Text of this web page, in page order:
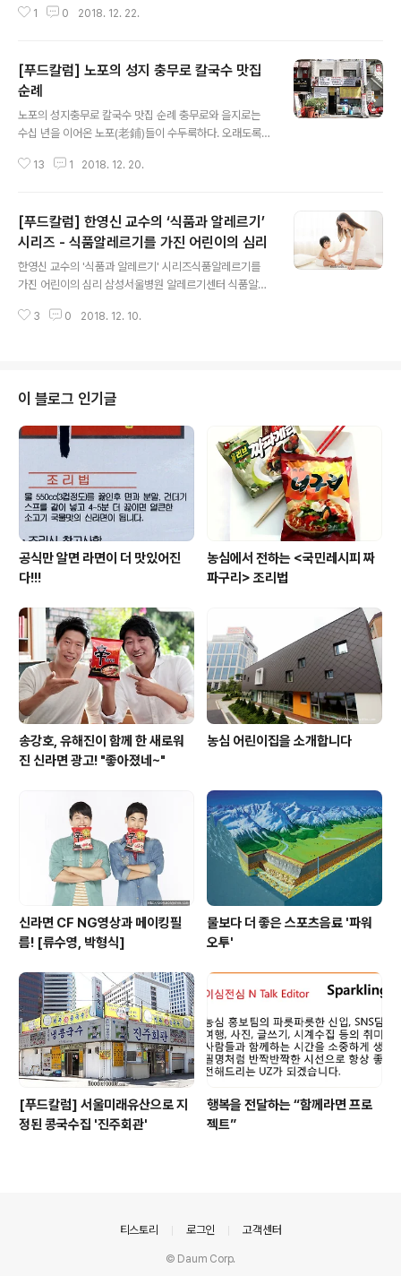
박물관으로 가는 길이다. 세련된 동네와 다르게 역은 고색
방학이기도 하다. 여유를 가지고 여행을 다닐 수 있다. 한여
년 여름을 보냈다. 여름을 시원하게 날려버릴 중국의 바다
와 초원으로 달려간다. 북경(北京) 동쪽에는 발해(渤海)가
있다. 발해 동북쪽 요동만(辽东湾)과 요하(辽河)가 만나
는 지점에 아름다운 붉은 해변, 홍해탄(红海滩)이 있다. 요
동성 반금(盘锦) 시, 북위 39도(度)에 위치한다. 5월부터
10월까지 여행객이 찾지만 가장 좋은 시기는 온통 바다가
1 0 2018. 12. 22.
[푸드칼럼] 노포의 성지 충무로 칼국수 맛집
순례
노포의 성지충무로 칼국수 맛집 순례 충무로와 을지로는
수십 년을 이어온 노포(老鋪)들이 수두룩하다. 오래도록
만 내면서 맛은 대중적이고 가격은 합리적이며 주인장의
덥던 여름이 지나고 아침저녁으로 상쾌한 바람이 코끝에
스치는 이 계절. 노포의 손맛 가득한 따뜻한 칼국수 한 그릇
으로 가을맞이 해보자. 충무로 직장인들의 단골집, 50년
역사 '사랑방 칼국수' 밀가루 반죽을 방망이로 얇게 민 다음
는 육수와 내용물에 따라 멸치 칼국수, 닭 칼국수, 사골 칼
13 1 2018. 12. 20.
[푸드칼럼] 한영신 교수의 ‘식품과 알레르기’
시리즈 - 식품알레르기를 가진 어린이의 심리
한영신 교수의 '식품과 알레르기' 시리즈식품알레르기를
가진 어린이의 심리 삼성서울병원 알레르기센터 식품알레
전문가, 심리발달전문가, 아동간호전문가가 팀을 이루어
는 심한 아토피피부염을 가진 아기, 우유알레르기가 심해
피부에 닿기만 해도 부어오르는 아이, 헤이즐넛 알레르기
로 누가 옆에서 헤이즐넛을 먹기만 해도 호흡하기 힘들어
지는 아이 등 일반적으로 보기 힘든 식품알레르기를 지닌
아이들을 접하게 된다. 아이들이 원인식품 노출로 인하여
위험한 상황이 처해지지 않고, 영양적으로 적합한 식품을..
3 0 2018. 12. 10.
이 블로그 인기글
공식만 알면 라면이 더 맛있어진
다!!!
농심에서 전하는 <국민레시피 짜
파구리> 조리법
송강호, 유해진이 함께 한 새로워
진 신라면 광고! "좋아졌네~"
농심 어린이집을 소개합니다
신라면 CF NG영상과 메이킹필
름! [류수영, 박형식]
물보다 더 좋은 스포츠음료 '파워
오투'
[푸드칼럼] 서울미래유산으로 지
정된 콩국수집 '진주회관'
행복을 전달하는 “함께라면 프로
젝트”
티스토리 로그인 고객센터
© Daum Corp.